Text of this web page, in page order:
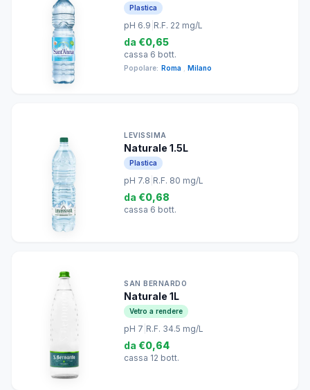
Plastica
pH 6.9 R.F. 22 mg/L
da €0,65
cassa 6 bott.
Popolare: Roma Milano
LEVISSIMA
Naturale 1.5L
Plastica
pH 7.8 R.F. 80 mg/L
da €0,68
cassa 6 bott.
SAN BERNARDO
Naturale 1L
Vetro a rendere
pH 7 R.F. 34.5 mg/L
da €0,64
cassa 12 bott.